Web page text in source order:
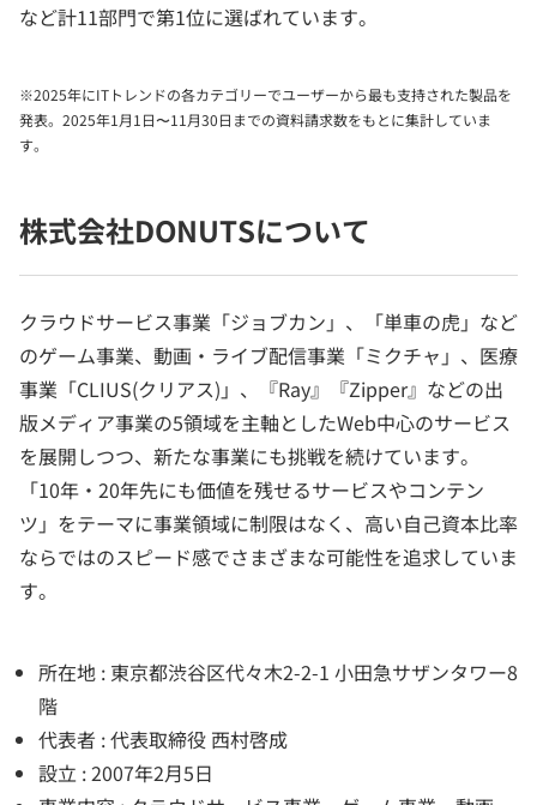
など計11部門で第1位に選ばれています。
※2025年にITトレンドの各カテゴリーでユーザーから最も支持された製品を
発表。2025年1月1日〜11月30日までの資料請求数をもとに集計していま
す。
株式会社DONUTSについて
クラウドサービス事業「ジョブカン」、「単車の虎」など
のゲーム事業、動画・ライブ配信事業「ミクチャ」、医療
事業「CLIUS(クリアス)」、『Ray』『Zipper』などの出
版メディア事業の5領域を主軸としたWeb中心のサービス
を展開しつつ、新たな事業にも挑戦を続けています。
「10年・20年先にも価値を残せるサービスやコンテン
ツ」をテーマに事業領域に制限はなく、高い自己資本比率
ならではのスピード感でさまざまな可能性を追求していま
す。
所在地 : 東京都渋谷区代々木2-2-1 小田急サザンタワー8
階
代表者 : 代表取締役 西村啓成
設立 : 2007年2月5日